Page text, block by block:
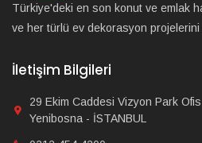
Türkiye'deki en son konut ve emlak
ve her türlü ev dekorasyon
İletişim Bilgileri
29 Ekim Caddesi Vizyon Park
Yenibosna - İSTANBUL